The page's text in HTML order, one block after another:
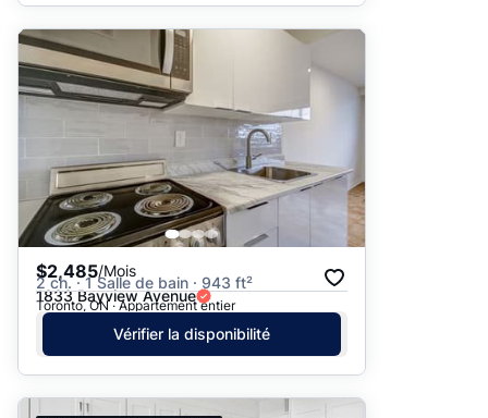
$2,485/Mois
2 ch. · 1 Salle de bain · 943 ft²
1833 Bayview Avenue
Toronto, ON · Appartement entier
Vérifier la disponibilité